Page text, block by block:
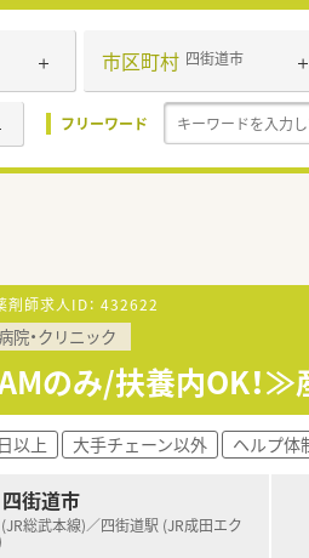
市区町村 四街道市
フリーワード
剤師求人ID： 432622
院・クリニック
のみ/扶養内OK！
以上 大手チェーン以外 ヘルプ体
街道市
総武本線)／四街道駅 (JR成田エク